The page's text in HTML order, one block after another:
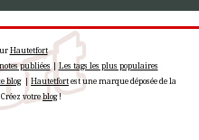
Hautetfort
publiées |Les tags les plus populaires
blog| Hautetfortest une marque déposée de la
votreblog!